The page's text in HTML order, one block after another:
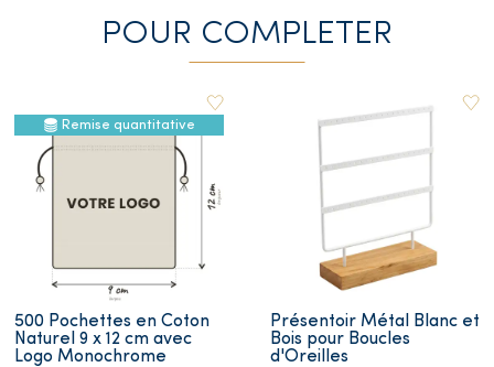
POUR COMPLETER
Remise quantitative
500 Pochettes en Coton
Naturel 9 x 12 cm avec
Logo Monochrome
Présentoir Métal Blanc et
Bois pour Boucles
d'Oreilles